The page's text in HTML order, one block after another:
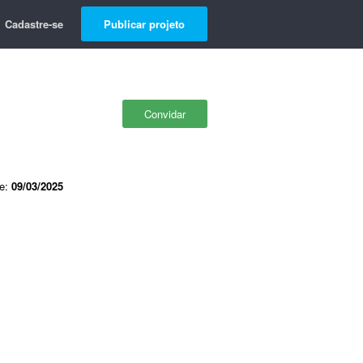
Cadastre-se Publicar projeto
Convidar
09/03/2025